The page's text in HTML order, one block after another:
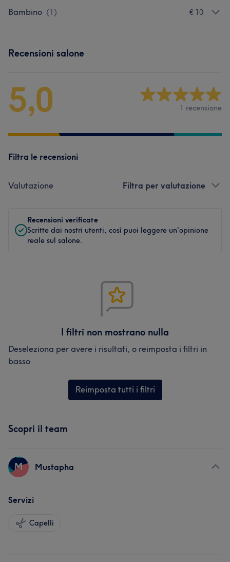
Bambino (1) € 10
Recensioni salone
5,0 1 recensione
Filtra le recensioni
Valutazione Filtra per valutazione
Recensioni verificate
Scritte dai nostri utenti, così puoi leggere un'opinione
reale sul salone.
I filtri non mostrano nulla
Deseleziona per avere i risultati, o reimposta i filtri in
basso
Reimposta tutti i filtri
Scopri il team
M Mustapha
Servizi
Capelli